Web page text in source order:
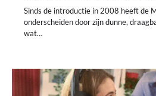
Sinds de introductie in 2008 heeft de
onderscheiden door zijn dunne,
wat…